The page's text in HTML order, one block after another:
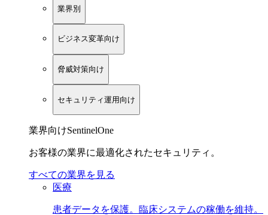
業界別
ビジネス変革向け
脅威対策向け
セキュリティ運用向け
業界向けSentinelOne
お客様の業界に最適化されたセキュリティ。
すべての業界を見る
医療
患者データを保護。臨床システムの稼働を維持。